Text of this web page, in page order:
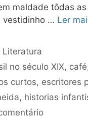
maldade tôdas
vestidinho … Ler
Literatura
no século XIX, café
curtos, escritores
, historias